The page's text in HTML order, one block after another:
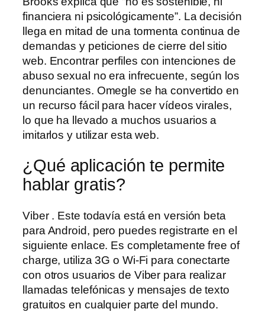
financiera ni psicológicamente”. La decisión
llega en mitad de una tormenta continua de
demandas y peticiones de cierre del sitio
web. Encontrar perfiles con intenciones de
abuso sexual no era infrecuente, según los
denunciantes. Omegle se ha convertido en
un recurso fácil para hacer vídeos virales,
lo que ha llevado a muchos usuarios a
imitarlos y utilizar esta web.
¿Qué aplicación te permite
hablar gratis?
Viber . Este todavía está en versión beta
para Android, pero puedes registrarte en el
siguiente enlace. Es completamente free of
charge, utiliza 3G o Wi-Fi para conectarte
con otros usuarios de Viber para realizar
llamadas telefónicas y mensajes de texto
gratuitos en cualquier parte del mundo.